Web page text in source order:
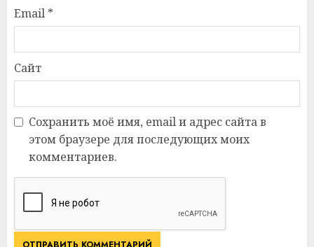
Email *
Сайт
Сохранить моё имя, email и адрес сайта в
этом браузере для последующих моих
комментариев.